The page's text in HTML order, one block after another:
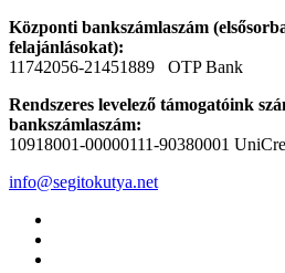
Központi bankszámlaszám
felajánlásokat):
11742056-21451889 OTP Bank
Rendszeres levelező támogatóink
bankszámlaszám:
10918001-00000111-90380001
info@segitokutya.net